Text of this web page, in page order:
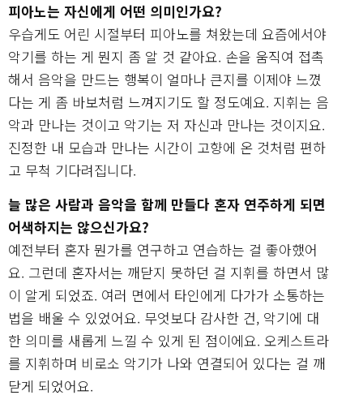
피아노는 자신에게 어떤 의미인가요?
우습게도 어린 시절부터 피아노를 쳐왔는데 요즘에서야
악기를 하는 게 뭔지 좀 알 것 같아요. 손을 움직여 접촉
해서 음악을 만드는 행복이 얼마나 큰지를 이제야 느꼈
다는 게 좀 바보처럼 느껴지기도 할 정도예요. 지휘는 음
악과 만나는 것이고 악기는 저 자신과 만나는 것이지요.
진정한 내 모습과 만나는 시간이 고향에 온 것처럼 편하
고 무척 기다려집니다.
늘 많은 사람과 음악을 함께 만들다 혼자 연주하게 되면
어색하지는 않으신가요?
예전부터 혼자 뭔가를 연구하고 연습하는 걸 좋아했어
요. 그런데 혼자서는 깨닫지 못하던 걸 지휘를 하면서 많
이 알게 되었죠. 여러 면에서 타인에게 다가가 소통하는
법을 배울 수 있었어요. 무엇보다 감사한 건, 악기에 대
한 의미를 새롭게 느낄 수 있게 된 점이에요. 오케스트라
를 지휘하며 비로소 악기가 나와 연결되어 있다는 걸 깨
닫게 되었어요.